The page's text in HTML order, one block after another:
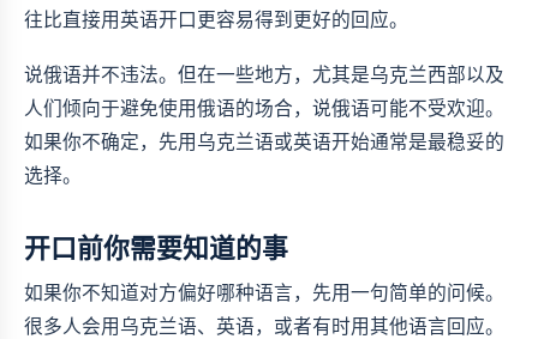
往比直接用英语开口更容易得到更好的回应。
说俄语并不违法。但在一些地方，尤其是乌克兰西部以及
人们倾向于避免使用俄语的场合，说俄语可能不受欢迎。
如果你不确定，先用乌克兰语或英语开始通常是最稳妥的
选择。
开口前你需要知道的事
如果你不知道对方偏好哪种语言，先用一句简单的问候。
很多人会用乌克兰语、英语，或者有时用其他语言回应。